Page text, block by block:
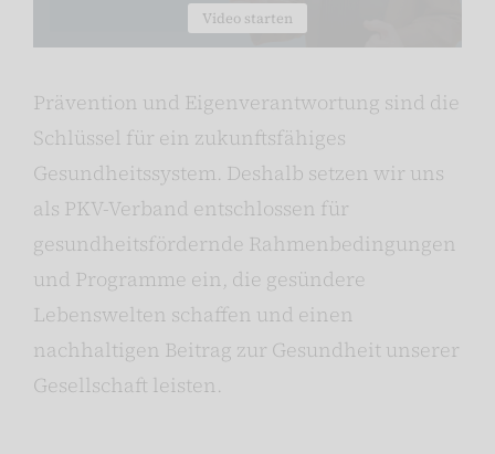
Video starten
Prävention und Eigenverantwortung sind die
Schlüssel für ein zukunftsfähiges
Gesundheitssystem. Deshalb setzen wir uns
als PKV-Verband entschlossen für
gesundheitsfördernde Rahmenbedingungen
und Programme ein, die gesündere
Lebenswelten schaffen und einen
nachhaltigen Beitrag zur Gesundheit unserer
Gesellschaft leisten.